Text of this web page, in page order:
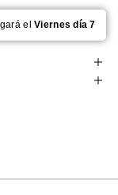
elViernes día 7